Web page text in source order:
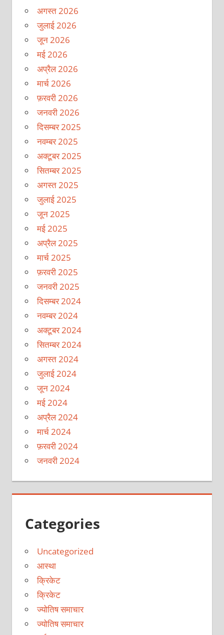
अगस्त 2026
जुलाई 2026
जून 2026
मई 2026
अप्रैल 2026
मार्च 2026
फ़रवरी 2026
जनवरी 2026
दिसम्बर 2025
नवम्बर 2025
अक्टूबर 2025
सितम्बर 2025
अगस्त 2025
जुलाई 2025
जून 2025
मई 2025
अप्रैल 2025
मार्च 2025
फ़रवरी 2025
जनवरी 2025
दिसम्बर 2024
नवम्बर 2024
अक्टूबर 2024
सितम्बर 2024
अगस्त 2024
जुलाई 2024
जून 2024
मई 2024
अप्रैल 2024
मार्च 2024
फ़रवरी 2024
जनवरी 2024
Categories
Uncategorized
आस्था
क्रिकेट
क्रिकेट
ज्योतिष समाचार
ज्योतिष समाचार